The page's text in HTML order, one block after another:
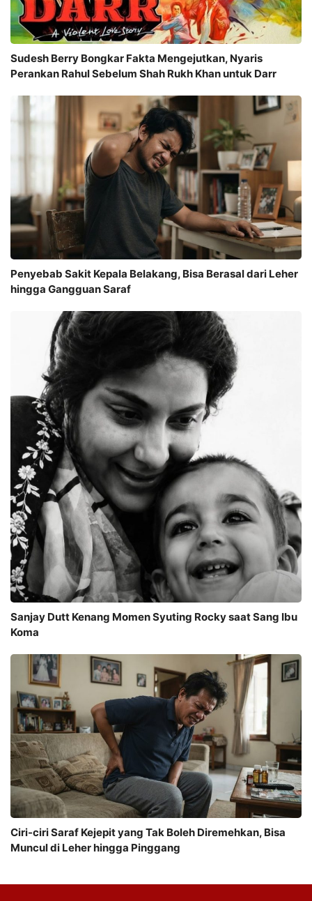
Sudesh Berry Bongkar Fakta Mengejutkan, Nyaris
Perankan Rahul Sebelum Shah Rukh Khan untuk Darr
Penyebab Sakit Kepala Belakang, Bisa Berasal dari Leher
hingga Gangguan Saraf
Sanjay Dutt Kenang Momen Syuting Rocky saat Sang Ibu
Koma
Ciri-ciri Saraf Kejepit yang Tak Boleh Diremehkan, Bisa
Muncul di Leher hingga Pinggang